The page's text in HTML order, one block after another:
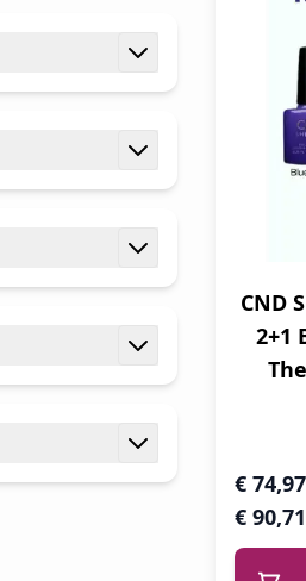
CND
2+1
€ 90,71
€ 74,97